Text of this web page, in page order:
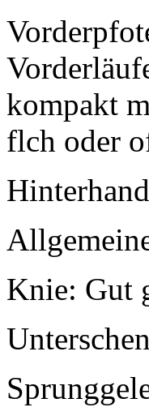
kompakt
flch oder
Knie: Gut